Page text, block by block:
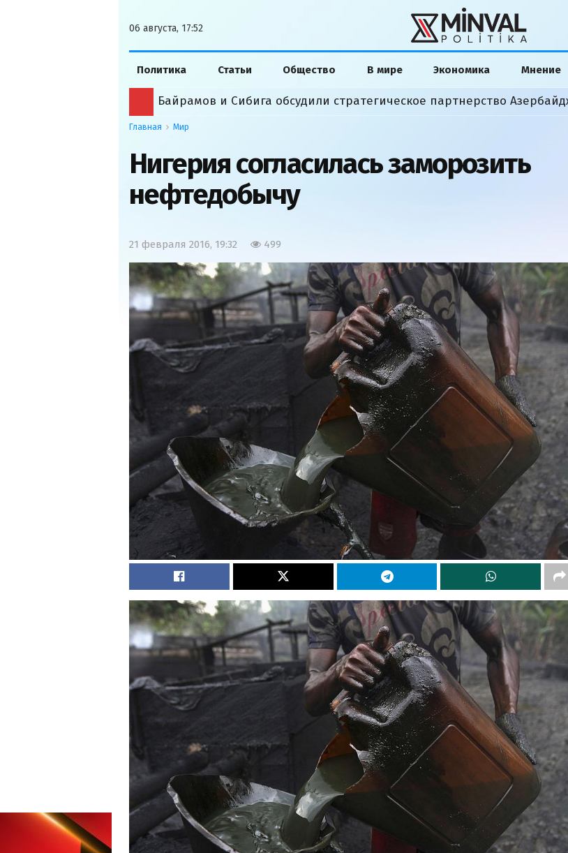
06 августа, 17:52
Политика Статьи Общество В мире Экономика Мнение
Главная Мир
Нигерия согласилась заморозить
нефтедобычу
21 февраля 2016, 19:32 499